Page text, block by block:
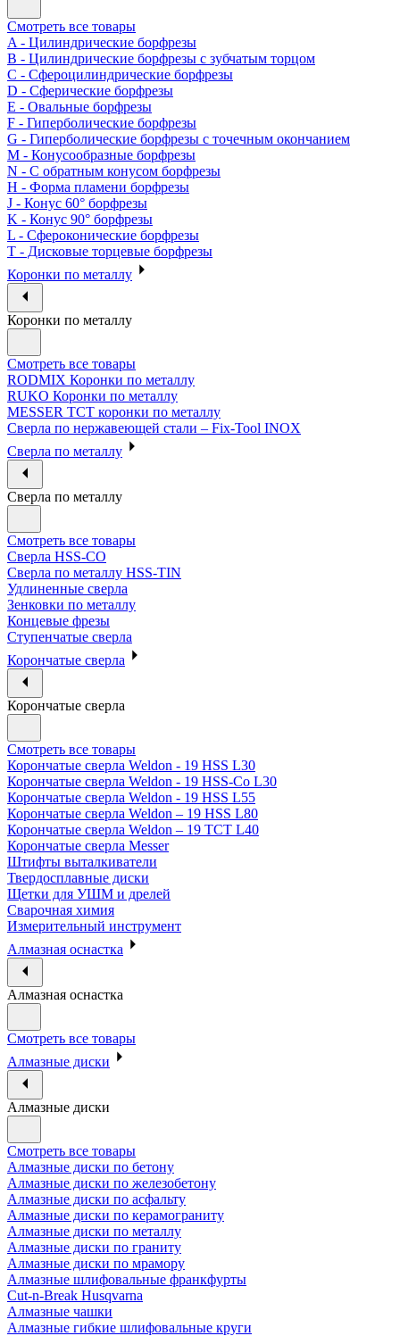
Смотреть все товары
A - Цилиндрические борфрезы
B - Цилиндрические борфрезы с зубчатым торцом
C - Сфероцилиндрические борфрезы
D - Сферические борфрезы
E - Овальные борфрезы
F - Гиперболические борфрезы
G - Гиперболические борфрезы с точечным окончанием
M - Конусообразные борфрезы
N - С обратным конусом борфрезы
H - Форма пламени борфрезы
J - Конус 60° борфрезы
K - Конус 90° борфрезы
L - Сфероконические борфрезы
T - Дисковые торцевые борфрезы
Коронки по металлу
Коронки по металлу
Смотреть все товары
RODMIX Коронки по металлу
RUKO Коронки по металлу
MESSER ТСТ коронки по металлу
Сверла по нержавеющей стали – Fix-Tool INOX
Сверла по металлу
Сверла по металлу
Смотреть все товары
Сверла HSS-CO
Сверла по металлу HSS-TIN
Удлиненные сверла
Зенковки по металлу
Концевые фрезы
Ступенчатые сверла
Корончатые сверла
Корончатые сверла
Смотреть все товары
Корончатые сверла Weldon - 19 HSS L30
Корончатые сверла Weldon - 19 HSS-Co L30
Корончатые сверла Weldon - 19 HSS L55
Корончатые сверла Weldon – 19 HSS L80
Корончатые сверла Weldon – 19 TCT L40
Корончатые сверла Messer
Штифты выталкиватели
Твердосплавные диски
Щетки для УШМ и дрелей
Сварочная химия
Измерительный инструмент
Алмазная оснастка
Алмазная оснастка
Смотреть все товары
Алмазные диски
Алмазные диски
Смотреть все товары
Алмазные диски по бетону
Алмазные диски по железобетону
Алмазные диски по асфальту
Алмазные диски по керамограниту
Алмазные диски по металлу
Алмазные диски по граниту
Алмазные диски по мрамору
Алмазные шлифовальные франкфурты
Cut-n-Break Husqvarna
Алмазные чашки
Алмазные гибкие шлифовальные круги